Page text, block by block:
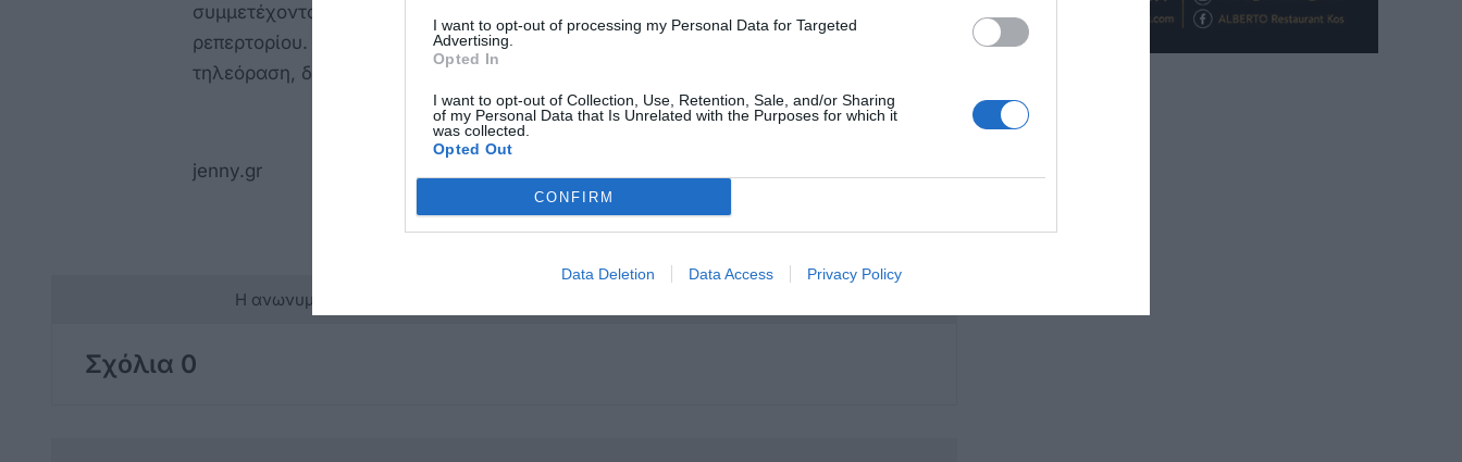
I want to opt-out of processing my Personal Data for Targeted
Advertising.
Opted In
I want to opt-out of Collection, Use, Retention, Sale, and/or Sharing
of my Personal Data that Is Unrelated with the Purposes for which it
was collected.
Opted Out
CONFIRM
Data Deletion Data Access Privacy Policy
συμμετέχοντας σε παραγωγές που κάλυπταν ένα ευρύ φάσμα του ελληνικού
ρεπερτορίου. Παράλληλα, είχε παρουσία στον κινηματογράφο και στην
τηλεόραση, διατηρώντας ενεργή επαφή με το κοινό μέχρι τα τελευταία χρόνια.
jenny.gr
Η ανωνυμία είναι το καλύτερο κρησφύγετο δειλίας και χυδαιότητας!
Σχόλια 0